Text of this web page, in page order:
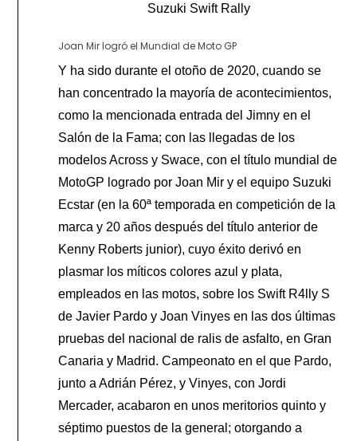
Suzuki Swift Rally
Joan Mir logró el Mundial de Moto GP
Y ha sido durante el otoño de 2020, cuando se
han concentrado la mayoría de acontecimientos,
como la mencionada entrada del Jimny en el
Salón de la Fama; con las llegadas de los
modelos Across y Swace, con el título mundial de
MotoGP logrado por Joan Mir y el equipo Suzuki
Ecstar (en la 60ª temporada en competición de la
marca y 20 años después del título anterior de
Kenny Roberts junior), cuyo éxito derivó en
plasmar los míticos colores azul y plata,
empleados en las motos, sobre los Swift R4lly S
de Javier Pardo y Joan Vinyes en las dos últimas
pruebas del nacional de ralis de asfalto, en Gran
Canaria y Madrid. Campeonato en el que Pardo,
junto a Adrián Pérez, y Vinyes, con Jordi
Mercader, acabaron en unos meritorios quinto y
séptimo puestos de la general; otorgando a